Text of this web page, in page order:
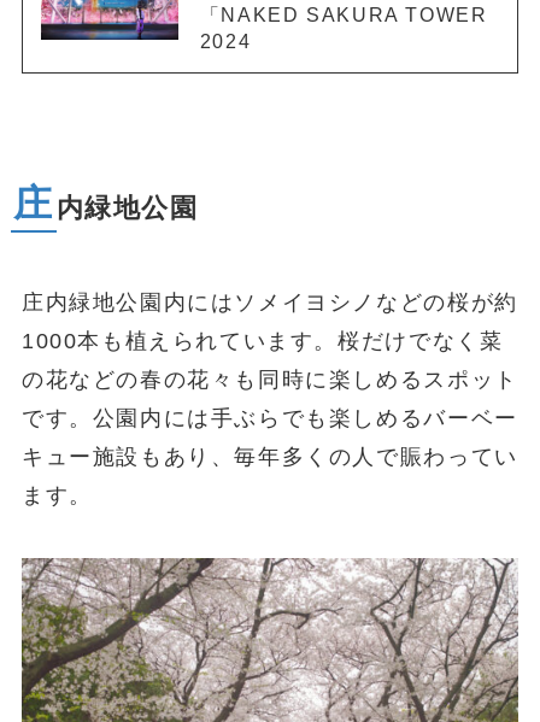
「NAKED SAKURA TOWER
2024
庄 内緑地公園
庄内緑地公園内にはソメイヨシノなどの桜が約
1000本も植えられています。桜だけでなく菜
の花などの春の花々も同時に楽しめるスポット
です。公園内には手ぶらでも楽しめるバーベー
キュー施設もあり、毎年多くの人で賑わってい
ます。